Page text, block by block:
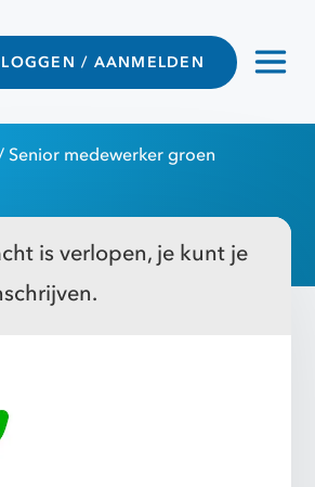
/ AANMELDEN
Senior medewerker groen
is verlopen, je kunt je